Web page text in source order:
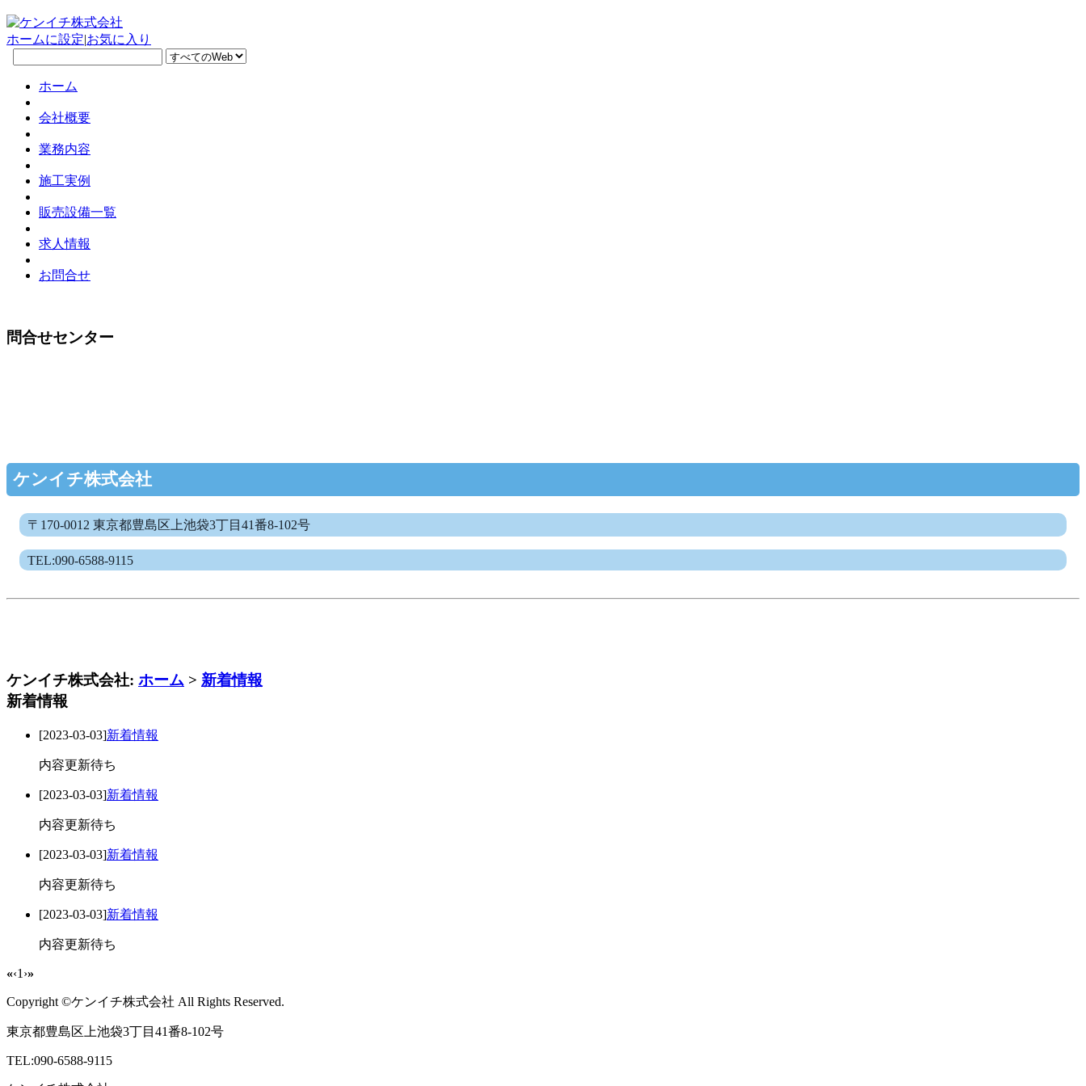
ホームに設定|お気に入り
ホーム
会社概要
業務内容
施工実例
販売設備一覧
求人情報
お問合せ
問合せセンター
ケンイチ株式会社
〒170-0012 東京都豊島区上池袋3丁目41番8-102号
TEL:090-6588-9115
ケンイチ株式会社: ホーム > 新着情報
新着情報
[2023-03-03]新着情報
内容更新待ち
[2023-03-03]新着情報
内容更新待ち
[2023-03-03]新着情報
内容更新待ち
[2023-03-03]新着情報
内容更新待ち
«‹1 ›»
Copyright ©ケンイチ株式会社 All Rights Reserved.
東京都豊島区上池袋3丁目41番8-102号
TEL:090-6588-9115